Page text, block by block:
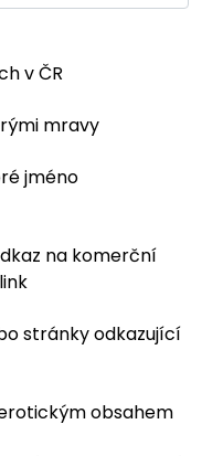
v ČR
mravy
jméno
na komerční
stránky odkazující
obsahem